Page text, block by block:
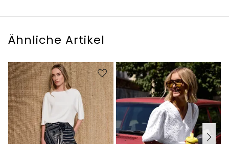
Ähnliche Artikel